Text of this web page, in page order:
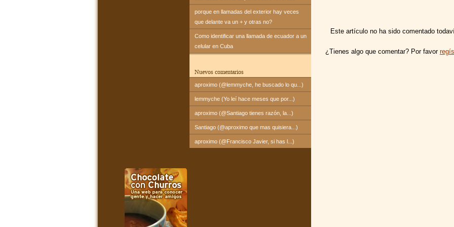
porque en llamadas del exterior hay veces
que delante va un + y otras no?
Como identificar una llamada de ecuador a un
celular en Cuba
Nuevos comentarios
aproximo (@lemmyche, he buscado lo qu...)
lemmyche (Yo leí hace meses que por...)
aproximo (@Santiago tienes razón, la...)
Santiago (@aproximo que mas quisiera...)
aproximo (@Francisco Javier, si has l...)
Este artículo no ha sido comentado
¿Tienes algo que comentar? Por favor